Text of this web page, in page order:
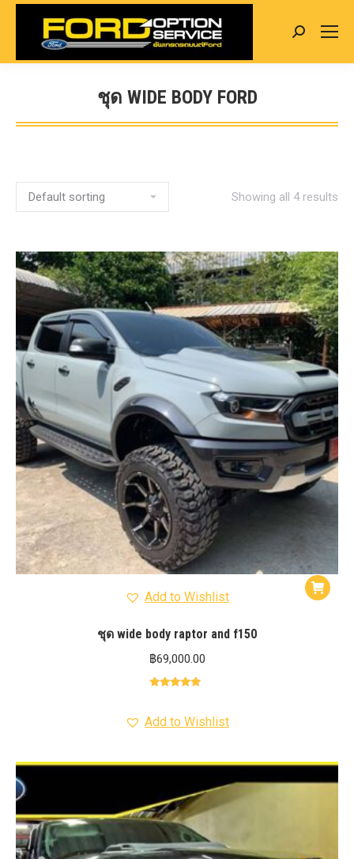
Search:
ชุด WIDE BODY FORD
You are here:
Showing all 4 results
Add to Wishlist
ชุด wide body raptor and f150
฿69,000.00
Add to Wishlist